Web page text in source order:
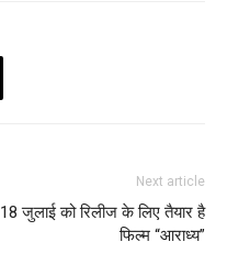
Next article
18 जुलाई को रिलीज के लिए तैयार है
फिल्म “आराध्य”